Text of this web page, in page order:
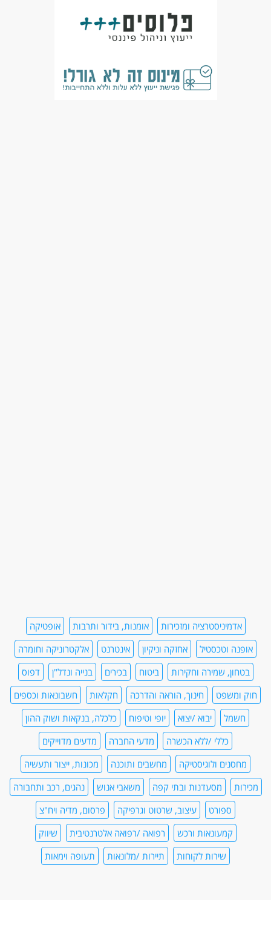
עבודה מיידית
אדמיניסטרציה ומזכירות אומנות, בידור ותרבות
אופטיקה
אופנה וטכסטיל
אחזקה וניקיון אינטרנט
אלקטרוניקה וחומרה
בטחון, שמירה וחקירות
ביטוח בכירים בנייה ונדל"ן
דפוס
חוק ומשפט
חינוך, הוראה והדרכה חקלאות
חשבונאות וכספים
חשמל
יבוא /יצוא יופי וטיפוח
כלכלה, בנקאות ושוק ההון
כללי /ללא הכשרה
מדעי החברה
מדעים מדוייקים
מחסנים ולוגיסטיקה
מחשבים ותוכנה
מכונות, ייצור ותעשיה
מכירות
מסעדנות ובתי קפה משאבי אנוש
נהגים, רכב ותחבורה
ספורט
עיצוב, שרטוט וגרפיקה
פרסום, מדיה ויח"צ
קמעונאות ורכש
רפואה /רפואה אלטרנטיבית
שיווק
שירות לקוחות
תיירות /מלונאות תעופה וימאות